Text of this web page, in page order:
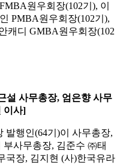
원우회장(102기), 이
PMBA원우회장(102기),
캐디 GMBA원우회장(102
설 사무총장, 엄은향 사무
이사]
발행인(64기)이 사무총장,
사무총장, 김준수 ㈜태
국장, 김지현 (사)한국유라